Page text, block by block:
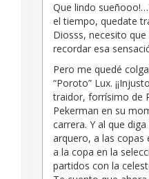
Que lindo
el tiempo, quedate
Diosss, necesito
recordar esa
Pero me quedé
“Poroto” Lux.
traidor, forrísimo de
Pekerman en su
carrera. Y al que
arquero, a las copas
a la copa en la
partidos con la